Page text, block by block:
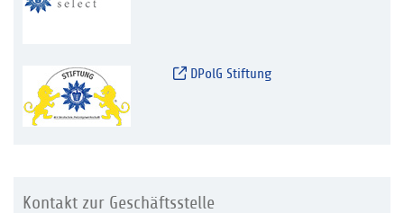
DPolG Stiftung
Kontakt zur Geschäftsstelle